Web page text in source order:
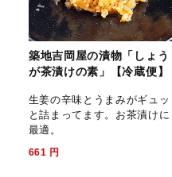
築地吉岡屋の漬物「しょう
が茶漬けの素」【冷蔵便】
生姜の辛味とうまみがギュッ
と詰まってます。お茶漬けに
最適。
661 円